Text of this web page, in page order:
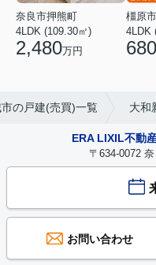
奈良市押熊町
4LDK (109.30㎡)
2,480万円
橿原
4LDK
680
の戸建(売買)一覧 大和
ERA LIXIL不動
〒634-0072
お問い合わせ